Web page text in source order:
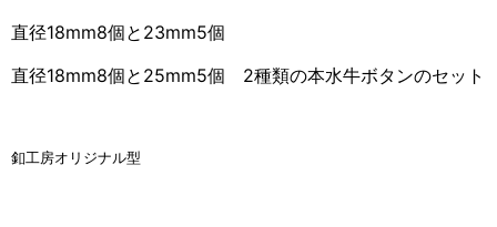
直径18mm8個と23mm5個
直径18mm8個と25mm5個 2種類の本水牛ボタンのセット
釦工房オリジナル型